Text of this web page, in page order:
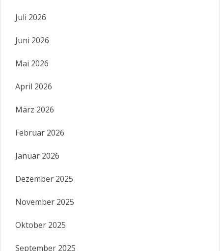
Juli 2026
Juni 2026
Mai 2026
April 2026
März 2026
Februar 2026
Januar 2026
Dezember 2025
November 2025
Oktober 2025
September 2025